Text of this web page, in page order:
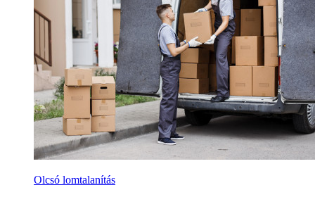
Olcsó lomtalanítás